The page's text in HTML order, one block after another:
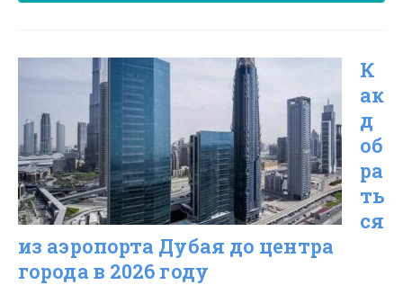
Дубая
до
Абу-
Даби
самостоятельно
в
2026
К
ак
д
об
ра
ть
ся
из аэропорта Дубая до центра
города в 2026 году